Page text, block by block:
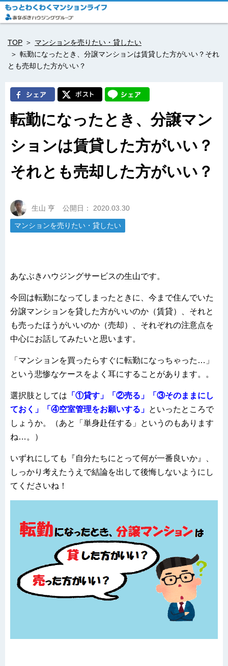
TOP
マンションを売りたい・貸したい
転勤になったとき、分譲マンションは賃貸した方がいい？それ
とも売却した方がいい？
転勤になったとき、分譲マン
ションは賃貸した方がいい？
それとも売却した方がいい？
生山 亨 公開日： 2020.03.30
マンションを売りたい・貸したい
あなぶきハウジングサービスの生山です。
今回は転勤になってしまったときに、今まで住んでいた
分譲マンションを貸した方がいいのか（賃貸）、それと
も売ったほうがいいのか（売却）、それぞれの注意点を
中心にお話してみたいと思います。
「マンションを買ったらすぐに転勤になっちゃった…」
という悲惨なケースをよく耳にすることがあります。。
選択肢としては 「①貸す」「②売る」「③そのままにし
ておく」「④空室管理をお願いする」 といったところで
しょうか。（あと「単身赴任する」というのもあります
ね…。）
いずれにしても『自分たちにとって何が一番良いか』、
しっかり考えたうえで結論を出して後悔しないようにし
てくださいね！